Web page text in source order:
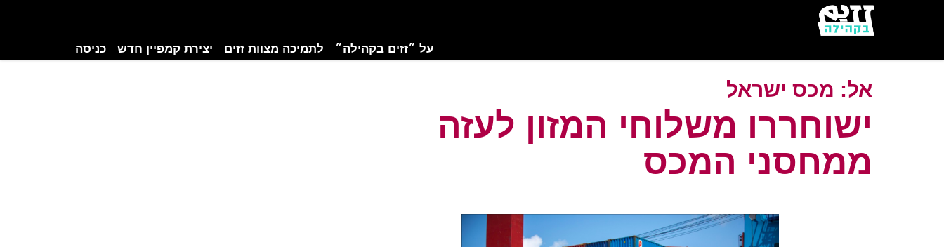
content
על ״זזים בקהילה״ לתמיכה מצוות זזים יצירת קמפיין חדש כניסה
אל: מכס ישראל
ישוחררו משלוחי המזון לעזה
ממחסני המכס